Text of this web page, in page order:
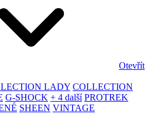
Otevřít
LADY COLLECTION
G-SHOCK + 4 další PROTREK
SHEEN VINTAGE